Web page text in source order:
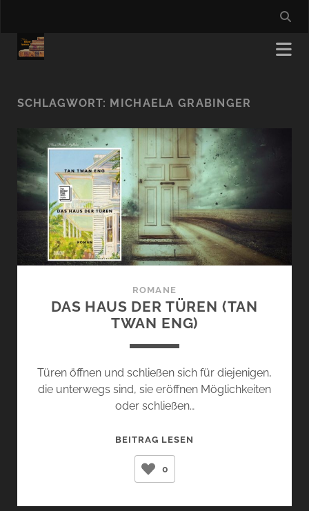
SCHLAGWORT: MICHAELA GRABINGER
ROMANE
DAS HAUS DER TÜREN (TAN
TWAN ENG)
Türen öffnen und schließen sich für diejenigen,
die unterwegs sind, sie eröffnen Möglichkeiten
oder schließen…
BEITRAG LESEN
(TAN
0